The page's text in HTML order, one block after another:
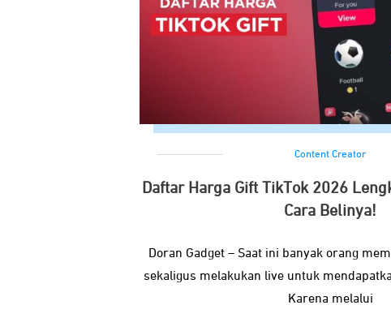
Content Creator
Daftar Harga Gift TikTok 2026
Cara Belinya!
Doran Gadget – Saat ini banyak orang
sekaligus melakukan live untuk
Karena melalui